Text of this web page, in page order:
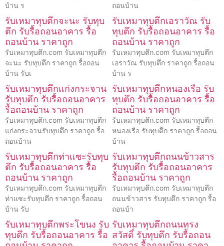
บ้าน ร
ถอนบ้าน
รับเหมาทุบตึกจะนะ รับทุบ
ตึก รับรื้อถอนอาคาร รื้อ
ถอนบ้าน ราคาถูก
รับเหมาทุบตึก.com รับเหมาทุบตึก
จะนะ รับทุบตึก ราคาถูก รื้อถอน
บ้าน รับเ
รับเหมาทุบตึกเอราวัณ รับ
ทุบตึก รับรื้อถอนอาคาร รื้อ
ถอนบ้าน ราคาถูก
รับเหมาทุบตึก.com รับเหมาทุบตึก
เอราวัณ รับทุบตึก ราคาถูก รื้อถอน
บ้าน ร
รับเหมาทุบตึกแก่งกระจาน
รับทุบตึก รับรื้อถอนอาคาร
รื้อถอนบ้าน ราคาถูก
รับเหมาทุบตึก.com รับเหมาทุบตึก
แก่งกระจานรับทุบตึก ราคาถูก รื้อ
ถอนบ้าน
รับเหมาทุบตึกหนองเรือ รับ
ทุบตึก รับรื้อถอนอาคาร รื้อ
ถอนบ้าน ราคาถูก
รับเหมาทุบตึก.com รับเหมาทุบตึก
หนองเรือ รับทุบตึก ราคาถูก รื้อถอน
บ้าน
รับเหมาทุบตึกท่าแซะรับทุบ
ตึก รับรื้อถอนอาคาร รื้อ
ถอนบ้าน ราคาถูก
รับเหมาทุบตึก.com รับเหมาทุบตึก
ท่าแซะรับทุบตึก ราคาถูก รื้อถอน
บ้าน รับ
รับเหมาทุบตึกถนนข้าวสาร
รับทุบตึก รับรื้อถอนอาคาร
รื้อถอนบ้าน ราคาถูก
รับเหมาทุบตึก.com รับเหมาทุบตึก
ถนนข้าวสาร รับทุบตึก ราคาถูก รื้อ
ถอนบ้า
รับเหมาทุบตึกพระโขนง รับ
ทุบตึก รับรื้อถอนอาคาร รื้อ
รับเหมาทุบตึกถนนทรง
สวัสดิ์ รับทุบตึก รับรื้อถอน